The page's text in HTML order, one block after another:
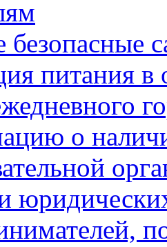
безопасные
питания в
о